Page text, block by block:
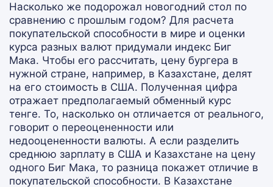
Насколько же подорожал новогодний стол по
сравнению с прошлым годом? Для расчета
покупательской способности в мире и оценки
курса разных валют придумали индекс Биг
Мака. Чтобы его рассчитать, цену бургера в
нужной стране, например, в Казахстане, делят
на его стоимость в США. Полученная цифра
отражает предполагаемый обменный курс
тенге. То, насколько он отличается от реального,
говорит о переоцененности или
недооцененности валюты. А если разделить
среднюю зарплату в США и Казахстане на цену
одного Биг Мака, то разница покажет отличие в
покупательской способности. В Казахстане